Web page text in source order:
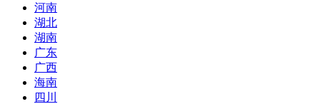
河南
湖北
湖南
广东
广西
海南
四川